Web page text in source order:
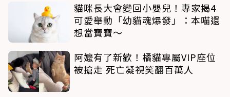
貓咪長大會變回小嬰兒！專家揭4
可愛舉動「幼貓魂爆發」：本喵還
想當寶寶～
阿嬤有了新歡！橘貓專屬VIP座位
被搶走 死亡凝視笑翻百萬人